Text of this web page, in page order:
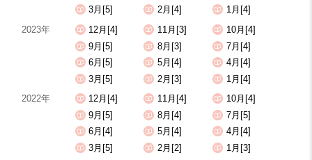
3月[5]
2月[4]
1月[4]
2023年
12月[4] 11月[3]
10月[4]
9月[5]
8月[3]
7月[4]
6月[5]
5月[4]
4月[4]
3月[5]
2月[3]
1月[4]
2022年
12月[4] 11月[4]
10月[4]
9月[5]
8月[4]
7月[5]
6月[4]
5月[4]
4月[4]
3月[5]
2月[2]
1月[3]